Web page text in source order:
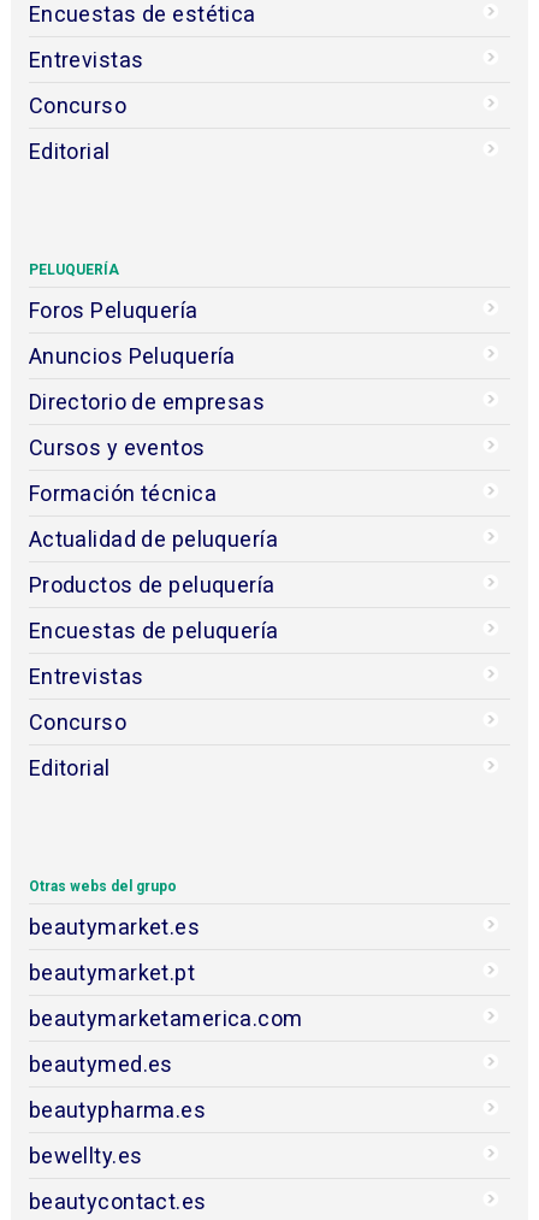
Encuestas de estética
Entrevistas
Concurso
Editorial
PELUQUERÍA
Foros Peluquería
Anuncios Peluquería
Directorio de empresas
Cursos y eventos
Formación técnica
Actualidad de peluquería
Productos de peluquería
Encuestas de peluquería
Entrevistas
Concurso
Editorial
Otras webs del grupo
beautymarket.es
beautymarket.pt
beautymarketamerica.com
beautymed.es
beautypharma.es
bewellty.es
beautycontact.es